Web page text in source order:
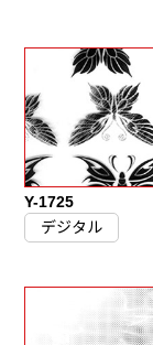
Y-1725
デジタル